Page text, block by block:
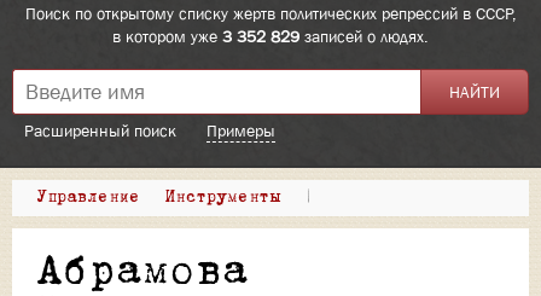
Поиск по открытому списку жертв политических репрессий в СССР,
в котором уже 3 352 829 записей о людях.
Расширенный поиск Примеры
Управление Инструменты |
Абрамова